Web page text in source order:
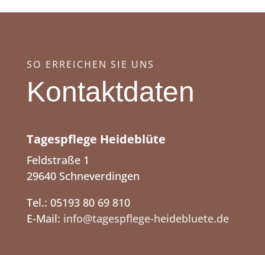
SO ERREICHEN SIE UNS
Kontaktdaten
Tagespflege Heideblüte
Feldstraße 1
29640 Schneverdingen
Tel.: 05193 80 69 810
E-Mail: info@tagespflege-heidebluete.de